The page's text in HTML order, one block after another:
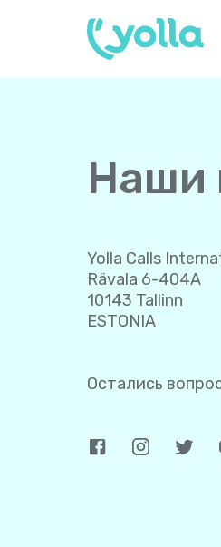
Наши
Yolla Calls
Rävala 6-404A
10143 Tallinn
ESTONIA
Остались